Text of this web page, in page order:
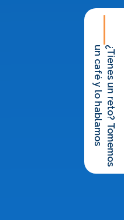
¿Tienes un reto? Tomemos
un café y lo hablamos